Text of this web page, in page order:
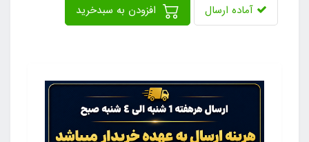
آماده ارسال